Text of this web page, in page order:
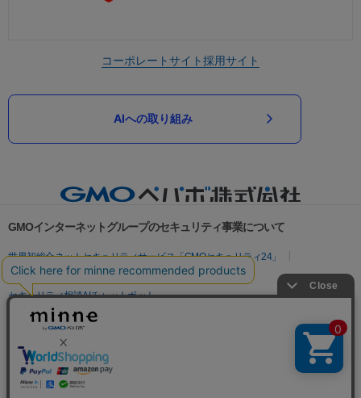
コーポレートサイト採用サイト
AIへの取り組み
GMOインターネットグループのセキュリティ事業について
世界初総合ネットセキュリティサービス「GMOセキュリティ24」
パスワード漏洩診断
Webサイトリスク診断
セキュリティ相談AIチャットボット
実在証明・盗聴対策
サイバー攻撃対策（GMO Flatt Security）
セキュリティ事業の軌跡